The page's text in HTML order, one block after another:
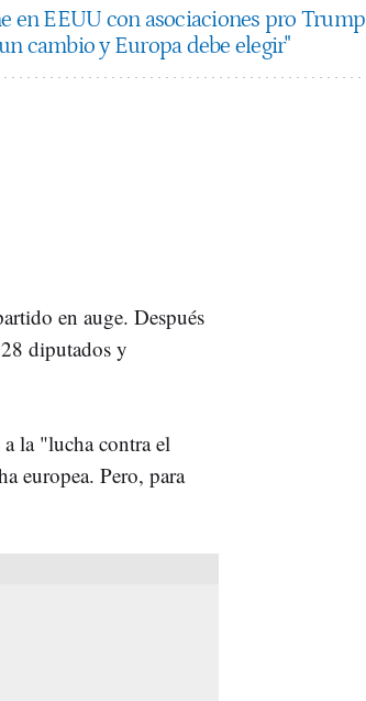
en EEUU con asociaciones pro Trump
cambio y Europa debe elegir"
en auge. Después
diputados y
la "lucha contra el
europea. Pero, para